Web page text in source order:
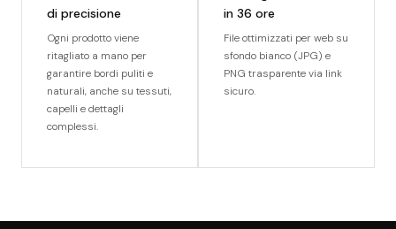
di precisione
Ogni prodotto viene
ritagliato a mano per
garantire bordi puliti e
naturali, anche su tessuti,
capelli e dettagli
complessi.
in 36 ore
File ottimizzati per web su
sfondo bianco (JPG) e
PNG trasparente via link
sicuro.